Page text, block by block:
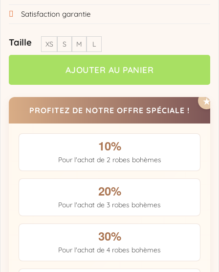
Satisfaction garantie
Taille XS S M L
AJOUTER AU PANIER
PROFITEZ DE NOTRE OFFRE SPÉCIALE !
10%
Pour l'achat de 2 robes bohèmes
20%
Pour l'achat de 3 robes bohèmes
30%
Pour l'achat de 4 robes bohèmes